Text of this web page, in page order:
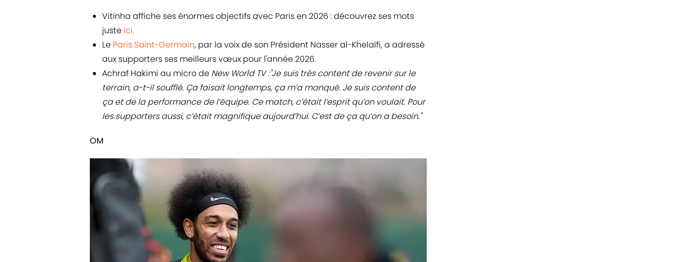
Vitinha affiche ses énormes objectifs avec Paris en 2026 : découvrez ses mots
juste ici.
Le Paris Saint-Germain, par la voix de son Président Nasser al-Khelaïfi, a adressé
aux supporters ses meilleurs vœux pour l'année 2026.
Achraf Hakimi au micro de New World TV :"Je suis très content de revenir sur le
terrain, a-t-il soufflé. Ça faisait longtemps, ça m’a manqué. Je suis content de
ça et de la performance de l’équipe. Ce match, c’était l’esprit qu’on voulait. Pour
les supporters aussi, c’était magnifique aujourd’hui. C’est de ça qu’on a besoin."
OM